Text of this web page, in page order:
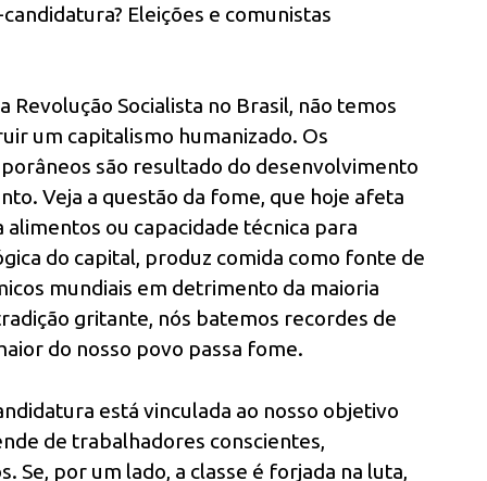
Eleições e comunistas
Socialista no Brasil, não temos
um capitalismo humanizado. Os
são resultado do desenvolvimento
Veja a questão da fome, que hoje afeta
ou capacidade técnica para
do capital, produz comida como fonte de
mundiais em detrimento da maioria
gritante, nós batemos recordes de
do nosso povo passa fome.
está vinculada ao nosso objetivo
de trabalhadores conscientes,
Se, por um lado, a classe é forjada na luta,